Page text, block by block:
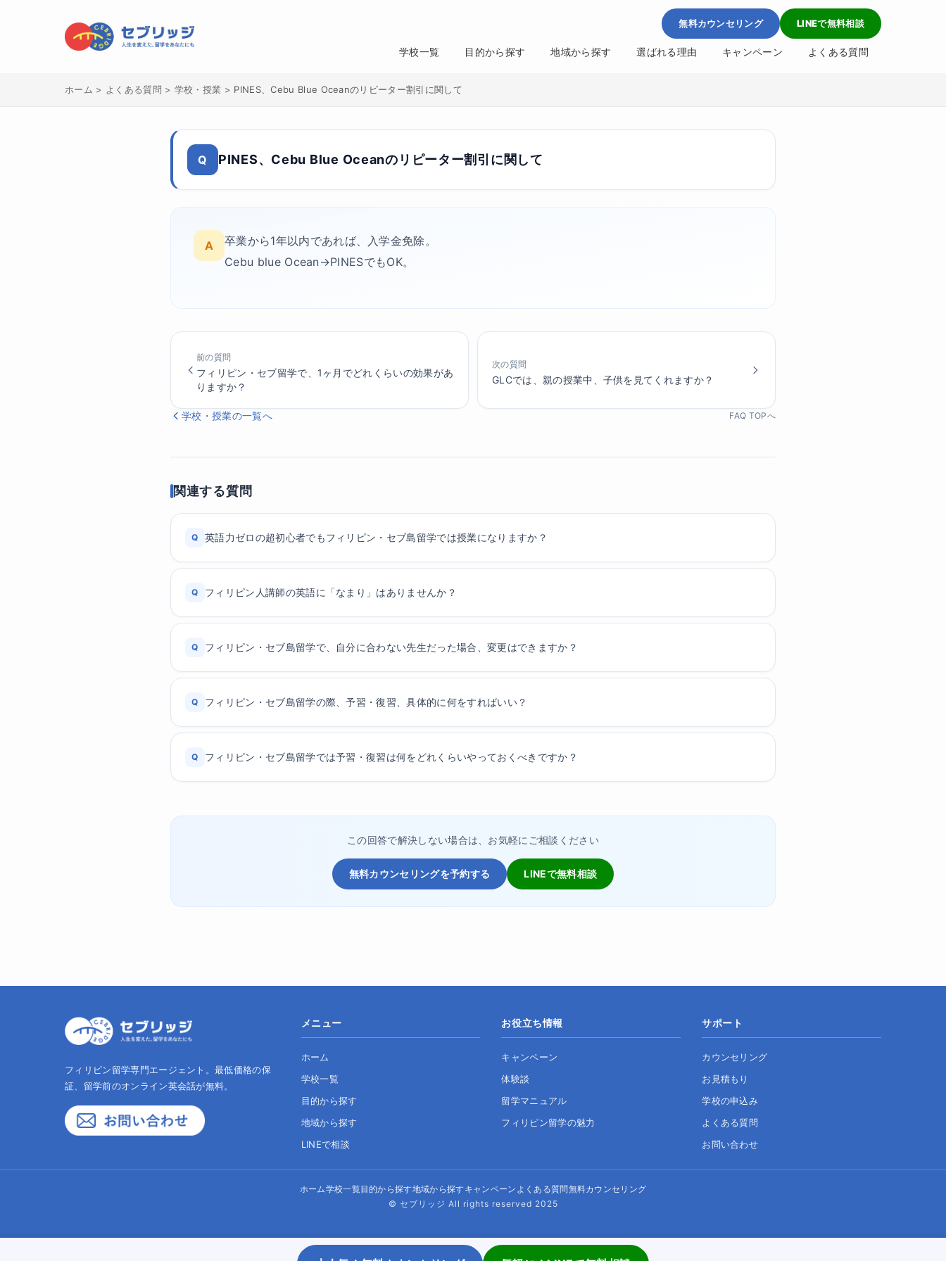
無料カウンセリング LINEで無料相談
学校一覧 目的から探す 地域から探す 選ばれる理由 キャンペーン よくある質問
ホーム > よくある質問 > 学校・授業 > PINES、Cebu Blue Oceanのリピーター割引に関して
Q PINES、Cebu Blue Oceanのリピーター割引に関して
A
卒業から1年以内であれば、入学金免除。
Cebu blue Ocean→PINESでもOK。
前の質問
フィリピン・セブ留学で、1ヶ月でどれくらいの効果があ
りますか？
次の質問
GLCでは、親の授業中、子供を見てくれますか？
学校・授業の一覧へ FAQ TOPへ
関連する質問
Q 英語力ゼロの超初心者でもフィリピン・セブ島留学では授業になりますか？
Q フィリピン人講師の英語に「なまり」はありませんか？
Q フィリピン・セブ島留学で、自分に合わない先生だった場合、変更はできますか？
Q フィリピン・セブ島留学の際、予習・復習、具体的に何をすればいい？
Q フィリピン・セブ島留学では予習・復習は何をどれくらいやっておくべきですか？
この回答で解決しない場合は、お気軽にご相談ください
無料カウンセリングを予約する LINEで無料相談
フィリピン留学専門エージェント。最低価格の保
証、留学前のオンライン英会話が無料。
メニュー
ホーム
学校一覧
目的から探す
地域から探す
LINEで相談
お役立ち情報
キャンペーン
体験談
留学マニュアル
フィリピン留学の魅力
サポート
カウンセリング
お見積もり
学校の申込み
よくある質問
お問い合わせ
ホーム学校一覧目的から探す地域から探すキャンペーン よくある質問無料カウンセリング
© セブリッジ All rights reserved 2025